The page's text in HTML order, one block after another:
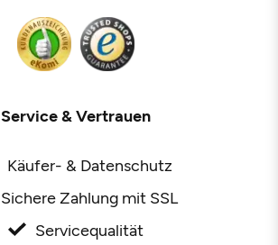
Service & Vertrauen
Käufer- & Datenschutz
Sichere Zahlung mit SSL
Servicequalität